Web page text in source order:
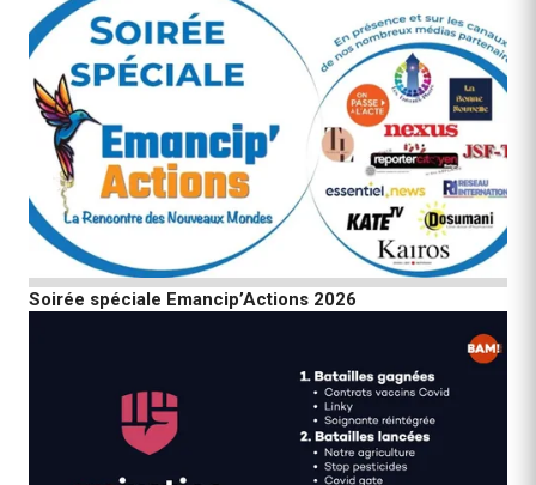
Soirée spéciale Emancip’Actions 2026